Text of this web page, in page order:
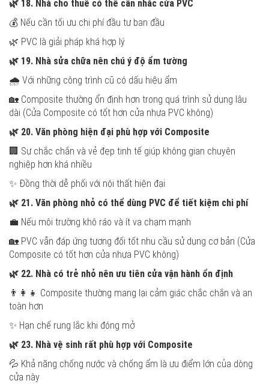
🌿 18. Nhà cho thuê có thể cân nhắc cửa PVC
💰 Nếu cần tối ưu chi phí đầu tư ban đầu
🌿 PVC là giải pháp khá hợp lý
🌿 19. Nhà sửa chữa nên chú ý độ ẩm tường
🌧️ Với những công trình cũ có dấu hiệu ẩm
🏡 Composite thường ổn định hơn trong quá trình sử dụng lâu
dài (Cửa Composite có tốt hơn cửa nhựa PVC không)
🌿 20. Văn phòng hiện đại phù hợp với Composite
🏢 Sự chắc chắn và vẻ đẹp tinh tế giúp không gian chuyên
nghiệp hơn khá nhiều
✨ Đồng thời dễ phối với nội thất hiện đại
🌿 21. Văn phòng nhỏ có thể dùng PVC để tiết kiệm chi phí
💼 Nếu môi trường khô ráo và ít va chạm mạnh
🏡 PVC vẫn đáp ứng tương đối tốt nhu cầu sử dụng cơ bản (Cửa
Composite có tốt hơn cửa nhựa PVC không)
🌿 22. Nhà có trẻ nhỏ nên ưu tiên cửa vận hành ổn định
👨‍👩‍👧 Composite thường mang lại cảm giác chắc chắn và an
toàn hơn
✨ Hạn chế rung lắc khi đóng mở
🌿 23. Nhà vệ sinh rất phù hợp với Composite
💦 Khả năng chống nước và chống ẩm là ưu điểm lớn của dòng
cửa này